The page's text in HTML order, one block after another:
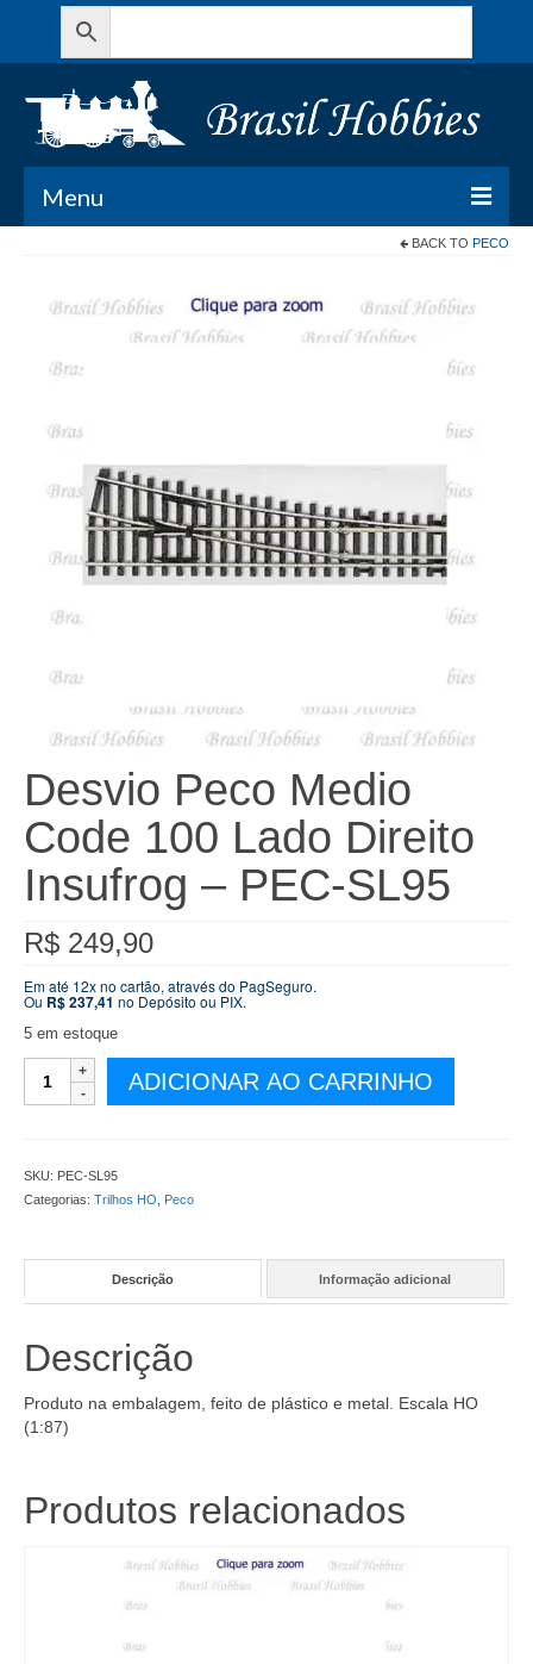
Menu
Meu Carrinho
Minha conta
BACK TO PECO
Desvio Peco Medio
Code 100 Lado Direito
Insufrog – PEC-SL95
R$ 249,90
Em até 12x no cartão, através do PagSeguro.
Ou R$237,41 no Depósito ou PIX.
5 em estoque
Peco
Direito
-
SL95
ADICIONAR AO CARRINHO
SKU: PEC-SL95
Categorias: Trilhos HO Peco
Descrição Informação adicional
Descrição
Produto na embalagem, feito de plástico e metal. Escala HO
(1:87)
Produtos relacionados